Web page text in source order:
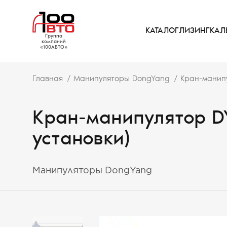
Группа
компаний
«100АВТО»
КАТАЛОГЛИЗИНГ
Главная Манипуляторы DongYang Кран-
Кран-манипулятор
установки)
Манипуляторы DongYang